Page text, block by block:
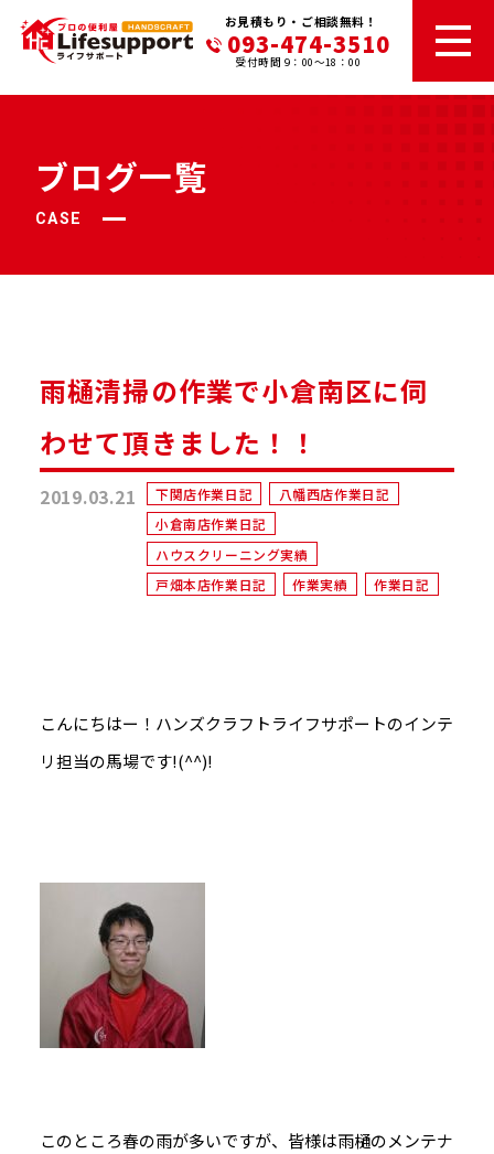
お見積もり・ご相談無料！
093-474-3510
受付時間 9：00～18：00
ブログ一覧
CASE
雨樋清掃の作業で小倉南区に伺
わせて頂きました！！
2019.03.21 下関店作業日記
八幡西店作業日記
小倉南店作業日記
ハウスクリーニング実績
戸畑本店作業日記
作業実績 作業日記
こんにちはー！ハンズクラフトライフサポートのインテ
リ担当の馬場です!(^^)!
このところ春の雨が多いですが、皆様は雨樋のメンテナ